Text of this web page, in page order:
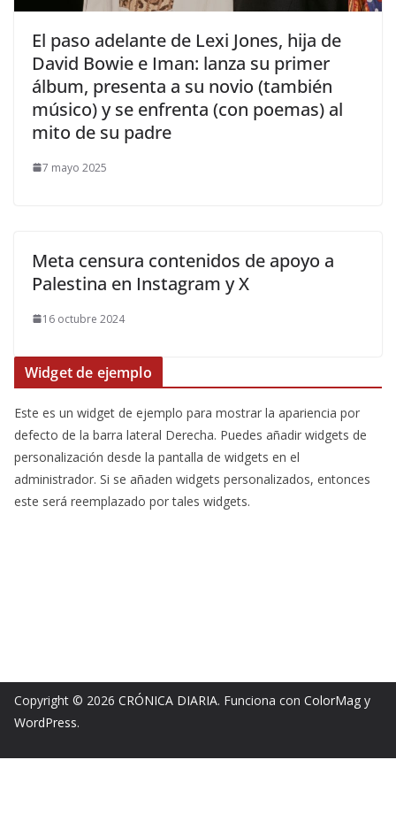
​El paso adelante de Lexi Jones, hija de
David Bowie e Iman: lanza su primer
álbum, presenta a su novio (también
músico) y se enfrenta (con poemas) al
mito de su padre
7 mayo 2025
Meta censura contenidos de apoyo a
Palestina en Instagram y X
16 octubre 2024
Widget de ejemplo
Este es un widget de ejemplo para mostrar la apariencia por
defecto de la barra lateral Derecha. Puedes añadir widgets de
personalización desde la pantalla de widgets en el
administrador. Si se añaden widgets personalizados, entonces
este será reemplazado por tales widgets.
Copyright © 2026 CRÓNICA DIARIA. Funciona con ColorMag y
WordPress.